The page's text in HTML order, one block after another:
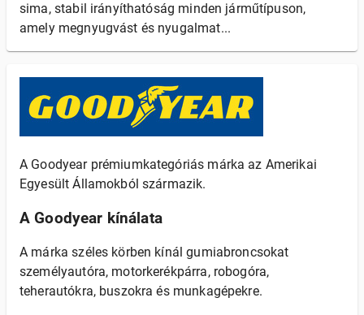
sima, stabil irányíthatóság minden járműtípuson,
amely megnyugvást és nyugalmat...
A Goodyear prémiumkategóriás márka az Amerikai
Egyesült Államokból származik.
A Goodyear kínálata
A márka széles körben kínál gumiabroncsokat
személyautóra, motorkerékpárra, robogóra,
teherautókra, buszokra és munkagépekre.